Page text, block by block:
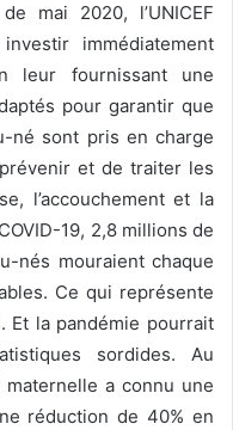
mai 2020, l’UNICEF
immédiatement
leur fournissant une
pour garantir que
né sont pris en charge
et de traiter les
l’accouchement et la
19, 2,8 millions de
nés mouraient chaque
Ce qui représente
Et la pandémie pourrait
sordides. Au
a connu une
réduction de 40% en